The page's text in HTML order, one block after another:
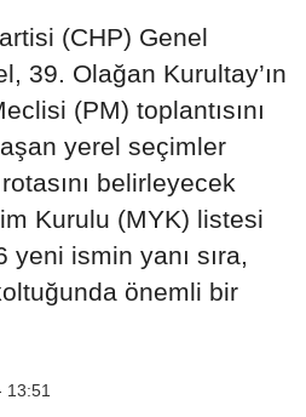
(CHP) Genel
39. Olağan Kurultay’ın
(PM) toplantısını
yerel seçimler
belirleyecek
Kurulu (MYK) listesi
yeni ismin yanı sıra,
önemli bir
13:51